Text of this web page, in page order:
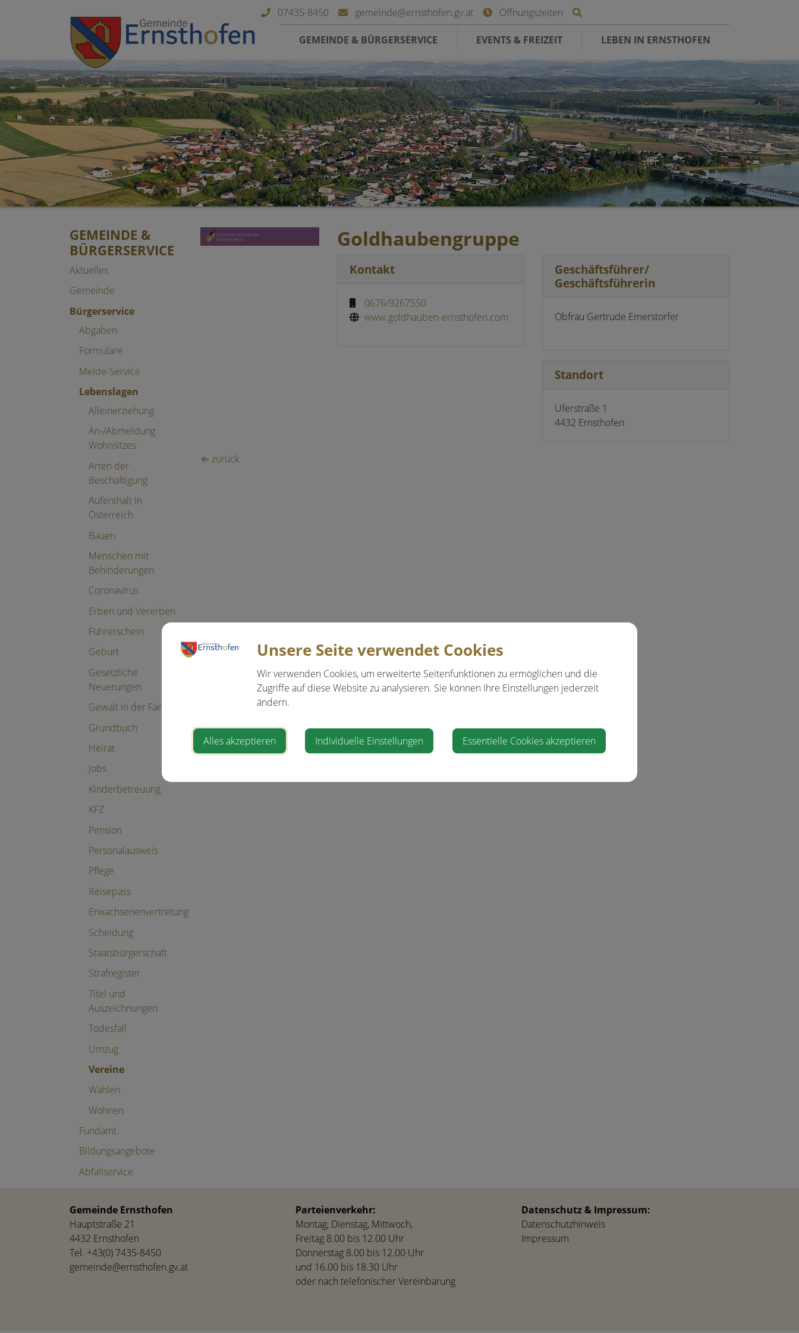
07435-8450 gemeinde@ernsthofen.gv.at Öffnungszeiten
GEMEINDE & BÜRGERSERVICE EVENTS & FREIZEIT LEBEN IN ERNSTHOFEN
GEMEINDE &
BÜRGERSERVICE
Aktuelles
Gemeinde
Bürgerservice
Abgaben
Formulare
Melde-Service
Lebenslagen
Alleinerziehung
An-/Abmeldung
Wohnsitzes
Arten der
Beschäftigung
Aufenthalt in
Österreich
Bauen
Menschen mit
Behinderungen
Coronavirus
Erben und Vererben
Führerschein
Geburt
Gesetzliche
Neuerungen
Gewalt in der Familie
Grundbuch
Heirat
Jobs
Kinderbetreuung
KFZ
Pension
Personalausweis
Pflege
Reisepass
Erwachsenenvertretung
Scheidung
Staatsbürgerschaft
Strafregister
Titel und
Auszeichnungen
Todesfall
Umzug
Vereine
Wahlen
Wohnen
Fundamt
Bildungsangebote
Abfallservice
Goldhaubengruppe
Kontakt
0676/9267550
www.goldhauben-ernsthofen.com
Geschäftsführer/
Geschäftsführerin
Obfrau Gertrude Emerstorfer
Standort
Uferstraße 1
4432 Ernsthofen
⇐ zurück
Gemeinde Ernsthofen
Hauptstraße 21
4432 Ernsthofen
Tel. +43(0) 7435-8450
gemeinde@ernsthofen.gv.at
Parteienverkehr:
Montag, Dienstag, Mittwoch,
Freitag 8.00 bis 12.00 Uhr
Donnerstag 8.00 bis 12.00 Uhr
und 16.00 bis 18.30 Uhr
oder nach telefonischer Vereinbarung
Datenschutz & Impressum:
Datenschutzhinweis
Impressum
Unsere Seite verwendet Cookies
Wir verwenden Cookies, um erweiterte Seitenfunktionen zu ermöglichen und die
Zugriffe auf diese Website zu analysieren. Sie können Ihre Einstellungen jederzeit
ändern.
Alles akzeptieren Individuelle Einstellungen Essentielle Cookies akzeptieren